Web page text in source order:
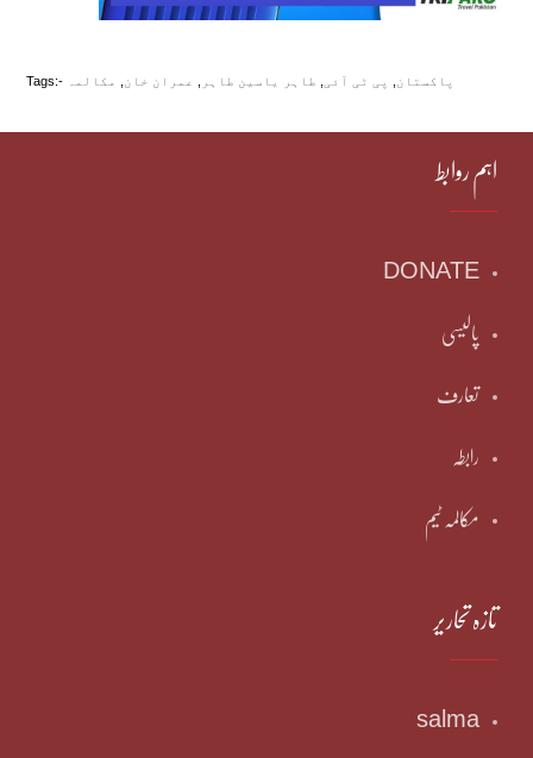
Tags:- پاکستان پی ٹی آئی طاہر یاسین طاہر عمران خان مکالمہ
اہم روابط
DONATE
پالیسی
تعارف
رابطہ
مکالمہ ٹیم
تازہ تحاریر
salma